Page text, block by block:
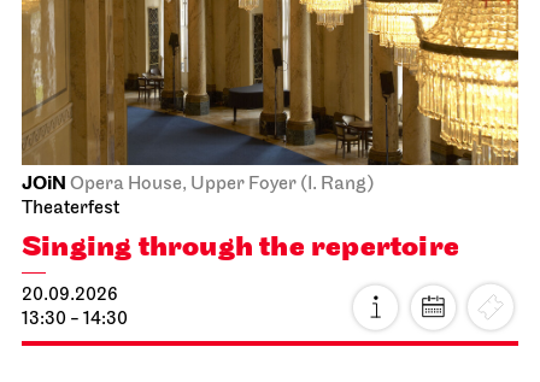
JOiN Opera House, Upper Foyer (I. Rang)
Theaterfest
Singing through the repertoire
20.09.2026
13:30 - 14:30